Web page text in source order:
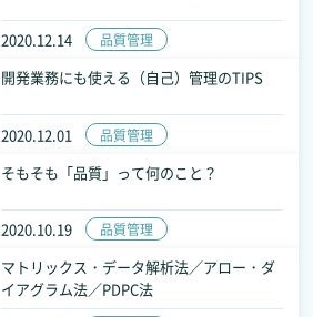
2020.12.14 品質管理
2020.12.01 品質管理
開発業務にも使える（自己）管理のTIPS
2020.10.19 品質管理
そもそも「品質」って何のこと？
マトリックス・データ解析法／アロー・ダ
イアグラム法／PDPC法